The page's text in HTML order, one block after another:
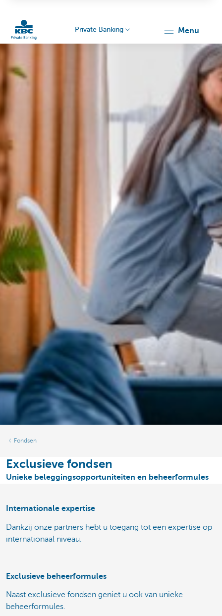
Particulieren
Private Banking menu
Fondsen
Exclusieve fondsen
Unieke beleggingsopportuniteiten en beheerformules
Internationale expertise
Dankzij onze partners hebt u toegang tot een expertise op
internationaal niveau.
Exclusieve beheerformules
Naast exclusieve fondsen geniet u ook van unieke
beheerformules.